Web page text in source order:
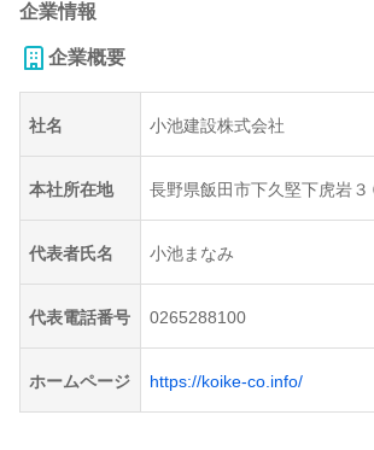
企業情報
企業概要
社名 小池建設株式会社
本社所在地 長野県飯田市下久堅下虎岩３
代表者氏名 小池まなみ
代表電話番号 0265288100
ホームページ https://koike-co.info/